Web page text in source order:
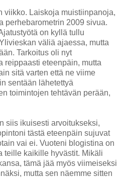
viikko. Laiskoja muistiinpanoja,
perhebarometrin 2009 sivua.
on kyllä tullu
väliä ajaessa, mutta
Tarkoitus oli nyt
reippaasti eteenpäin, mutta
sitä varten että ne viime
sentään lähetettyä
toimintojen tehtävän perään,
siis ikuisesti arvoitukseksi,
tästä eteenpäin sujuvat
vai ei. Vuoteni blogistina on
teille kaikille hyvästit. Mikäli
tämä jää myös viimeiseksi
mutta sen näemme sitten